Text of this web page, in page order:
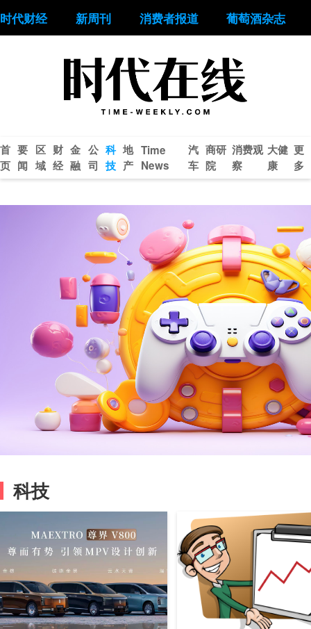
时代财经 新周刊 消费者报道 葡萄酒杂志
首
页
要
闻
区
域
财
经
金
融
公
司
科
技
地
产
Time
News
汽
车
商研
院
消费观
察
大健
康
更
多
马斯克再度引爆A股！脑
机接口商业化依赖“输
血”，9只概念股20cm涨
脑机接口正从实验室的临床验证阶段，迈入早
期商业化探索期。
AI终端
界厮杀
理想同
尽管各路玩
谁能把AI更顺
谁就能抢占下
科技